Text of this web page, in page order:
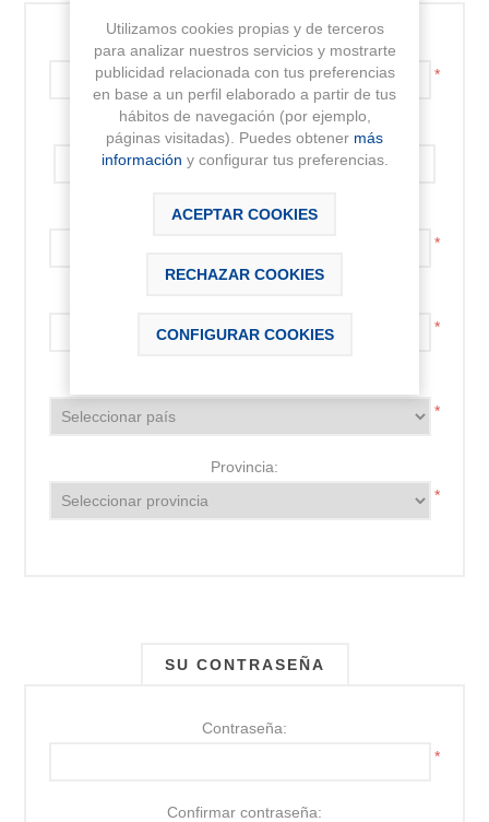
Dirección:
*
Dirección 2:
Código postal:
*
*
*
Provincia:
*
SU CONTRASEÑA
Contraseña:
*
Confirmar contraseña:
Utilizamos cookies propias y de terceros
para analizar nuestros servicios y mostrarte
publicidad relacionada con tus preferencias
en base a un perfil elaborado a partir de tus
hábitos de navegación (por ejemplo,
páginas visitadas). Puedes obtener más
información y configurar tus preferencias.
ACEPTAR COOKIES
RECHAZAR COOKIES
CONFIGURAR COOKIES